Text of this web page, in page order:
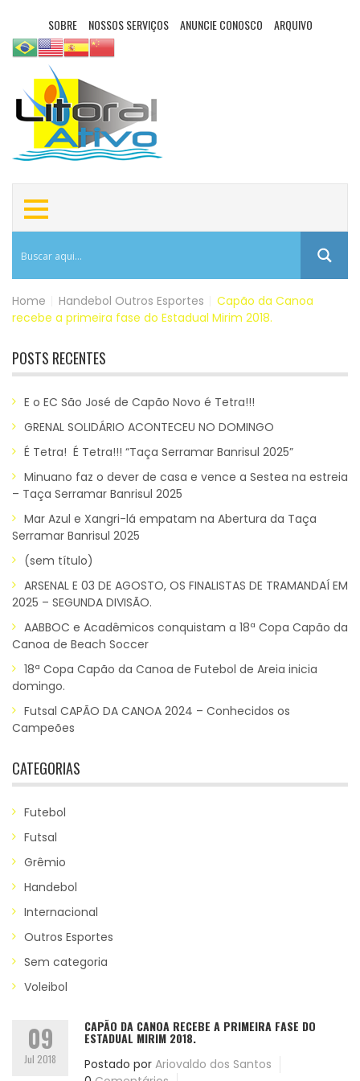
SOBRE NOSSOS SERVIÇOS ANUNCIE CONOSCO ARQUIVO
Home Handebol Outros Esportes
Capão da Canoa
recebe a primeira fase do Estadual Mirim 2018.
POSTS RECENTES
E o EC São José de Capão Novo é Tetra!!!
GRENAL SOLIDÁRIO ACONTECEU NO DOMINGO
É Tetra! É Tetra!!! “Taça Serramar Banrisul 2025”
Minuano faz o dever de casa e vence a Sestea na estreia
– Taça Serramar Banrisul 2025
Mar Azul e Xangri-lá empatam na Abertura da Taça
Serramar Banrisul 2025
(sem título)
ARSENAL E 03 DE AGOSTO, OS FINALISTAS DE TRAMANDAÍ EM
2025 – SEGUNDA DIVISÃO.
AABBOC e Acadêmicos conquistam a 18ª Copa Capão da
Canoa de Beach Soccer
18ª Copa Capão da Canoa de Futebol de Areia inicia
domingo.
Futsal CAPÃO DA CANOA 2024 – Conhecidos os
Campeões
CATEGORIAS
Futebol
Futsal
Grêmio
Handebol
Internacional
Outros Esportes
Sem categoria
Voleibol
09
Jul 2018
CAPÃO DA CANOA RECEBE A PRIMEIRA FASE DO
ESTADUAL MIRIM 2018.
Postado por Ariovaldo dos Santos